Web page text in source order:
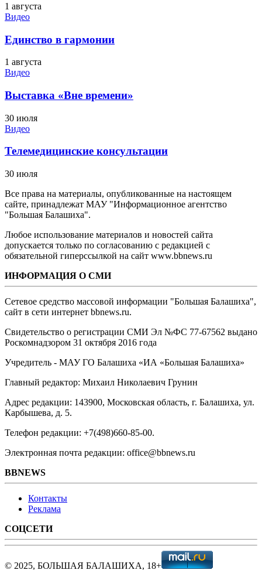
1 августа
Видео
Единство в гармонии
1 августа
Видео
Выставка «Вне времени»
30 июля
Видео
Телемедицинские консультации
30 июля
Все права на материалы, опубликованные на настоящем
сайте, принадлежат МАУ "Информационное агентство
"Большая Балашиха".
Любое использование материалов и новостей сайта
допускается только по согласованию с редакцией с
обязательной гиперссылкой на сайт www.bbnews.ru
ИНФОРМАЦИЯ О СМИ
Сетевое средство массовой информации "Большая Балашиха",
сайт в сети интернет bbnews.ru.
Свидетельство о регистрации СМИ Эл №ФС ‎77-67562 выдано
Роскомнадзором 31 октября 2016 года
Учредитель - МАУ ГО Балашиха «ИА «Большая Балашиха»
Главный редактор: Михаил Николаевич Грунин
Адрес редакции: 143900, Московская область, г. Балашиха, ул.
Карбышева, д. 5.
Телефон редакции: +7(498)660-85-00.
Электронная почта редакции: office@bbnews.ru
BBNEWS
Контакты
Реклама
СОЦСЕТИ
© 2025, БОЛЬШАЯ БАЛАШИХА, 18+